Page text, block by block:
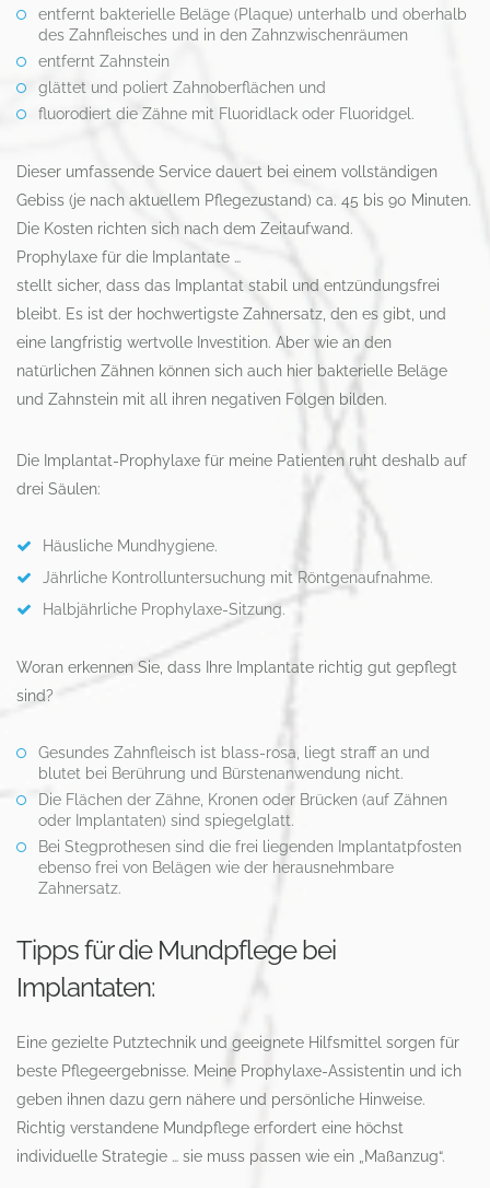
entfernt bakterielle Beläge (Plaque) unterhalb und oberhalb
des Zahnfleisches und in den Zahnzwischenräumen
entfernt Zahnstein
glättet und poliert Zahnoberflächen und
fluorodiert die Zähne mit Fluoridlack oder Fluoridgel.
Dieser umfassende Service dauert bei einem vollständigen
Gebiss (je nach aktuellem Pflegezustand) ca. 45 bis 90 Minuten.
Die Kosten richten sich nach dem Zeitaufwand.
Prophylaxe für die Implantate …
stellt sicher, dass das Implantat stabil und entzündungsfrei
bleibt. Es ist der hochwertigste Zahnersatz, den es gibt, und
eine langfristig wertvolle Investition. Aber wie an den
natürlichen Zähnen können sich auch hier bakterielle Beläge
und Zahnstein mit all ihren negativen Folgen bilden.
Die Implantat-Prophylaxe für meine Patienten ruht deshalb auf
drei Säulen:
Häusliche Mundhygiene.
Jährliche Kontrolluntersuchung mit Röntgenaufnahme.
Halbjährliche Prophylaxe-Sitzung.
Woran erkennen Sie, dass Ihre Implantate richtig gut gepflegt
sind?
Gesundes Zahnfleisch ist blass-rosa, liegt straff an und
blutet bei Berührung und Bürstenanwendung nicht.
Die Flächen der Zähne, Kronen oder Brücken (auf Zähnen
oder Implantaten) sind spiegelglatt.
Bei Stegprothesen sind die frei liegenden Implantatpfosten
ebenso frei von Belägen wie der herausnehmbare
Zahnersatz.
Tipps für die Mundpflege bei
Implantaten:
Eine gezielte Putztechnik und geeignete Hilfsmittel sorgen für
beste Pflegeergebnisse. Meine Prophylaxe-Assistentin und ich
geben ihnen dazu gern nähere und persönliche Hinweise.
Richtig verstandene Mundpflege erfordert eine höchst
individuelle Strategie … sie muss passen wie ein „Maßanzug“.